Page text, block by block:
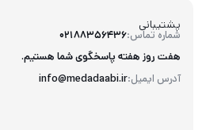
پشتیبانی
شماره تماس:02188356436
آدرس ایمیل:info@medadaabi.ir
هفت روز هفته پاسخگوی شما هستیم.